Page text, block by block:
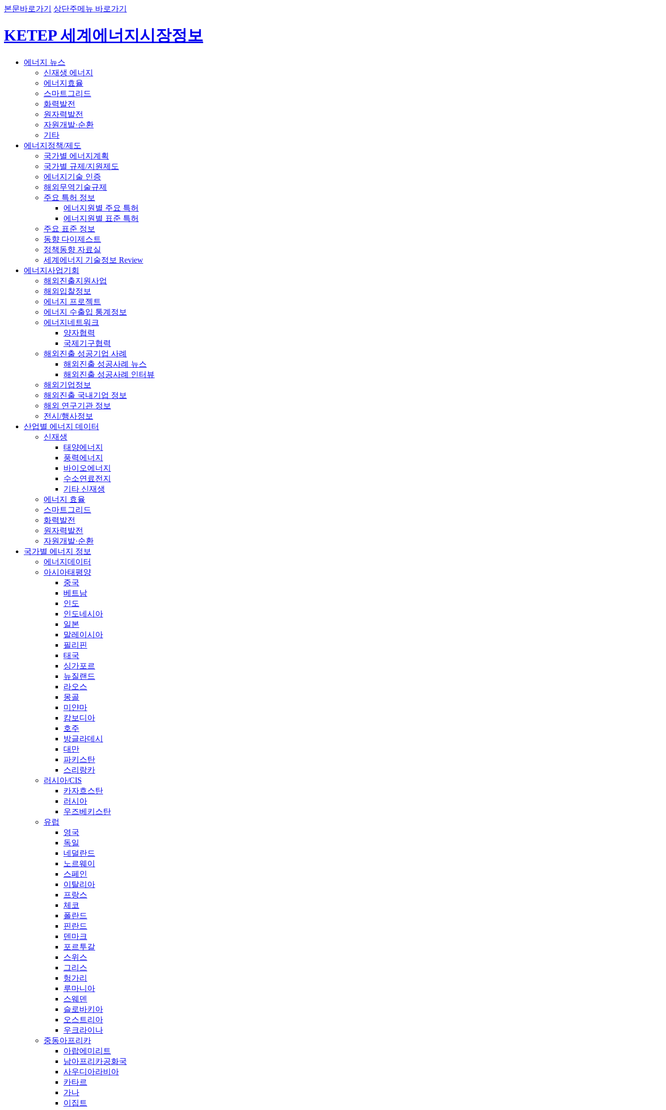
본문바로가기 상단주메뉴 바로가기
KETEP 세계에너지시장정보
에너지 뉴스
신재생 에너지
에너지효율
스마트그리드
화력발전
원자력발전
자원개발·순환
기타
에너지정책/제도
국가별 에너지계획
국가별 규제/지원제도
에너지기술 인증
해외무역기술규제
주요 특허 정보
에너지원별 주요 특허
에너지원별 표준 특허
주요 표준 정보
동향 다이제스트
정책동향 자료실
세계에너지 기술정보 Review
에너지사업기회
해외진출지원사업
해외입찰정보
에너지 프로젝트
에너지 수출입 통계정보
에너지네트워크
양자협력
국제기구협력
해외진출 성공기업 사례
해외진출 성공사례 뉴스
해외진출 성공사례 인터뷰
해외기업정보
해외진출 국내기업 정보
해외 연구기관 정보
전시/행사정보
산업별 에너지 데이터
신재생
태양에너지
풍력에너지
바이오에너지
수소연료전지
기타 신재생
에너지 효율
스마트그리드
화력발전
원자력발전
자원개발·순환
국가별 에너지 정보
에너지데이터
아시아태평양
중국
베트남
인도
인도네시아
일본
말레이시아
필리핀
태국
싱가포르
뉴질랜드
라오스
몽골
미얀마
캄보디아
호주
방글라데시
대만
파키스탄
스리랑카
러시아/CIS
카자흐스탄
러시아
우즈베키스탄
유럽
영국
독일
네덜란드
노르웨이
스페인
이탈리아
프랑스
체코
폴란드
핀란드
덴마크
포르투갈
스위스
그리스
헝가리
루마니아
스웨덴
슬로바키아
오스트리아
우크라이나
중동아프리카
아랍에미리트
남아프리카공화국
사우디아라비아
카타르
가나
이집트